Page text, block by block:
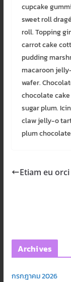
cupcake
sweet roll
roll. Topping
carrot cake
pudding
macaroon
wafer.
chocolate
sugar plum.
claw jelly-o
plum
Etiam eu
Archives
กรกฎาคม 2026